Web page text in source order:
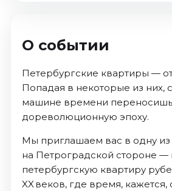
О событии
Петербургские квартиры —
Попадая в некоторые из них,
машине времени
дореволюционную эпоху.
Мы приглашаем вас в одну из
на Петроградской стороне
петербургскую квартиру
XX веков, где время, кажется,